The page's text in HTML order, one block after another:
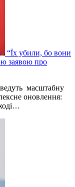
“Їх убили, бо вони
заявою про
масштабну
оновлення: